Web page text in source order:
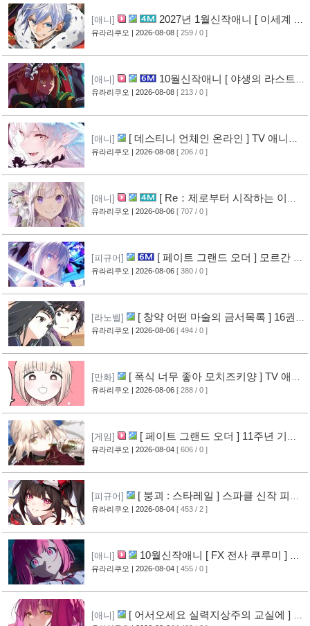
[애니]
2027년 1월신작애니 [ 이세계 전
생 소동기 ] PV 영상 공개
유라리쿠오 | 2026-08-08 [ 259 / 0 ]
[애니]
10월신작애니 [ 야생의 라스트
보스가 나타났다! ] 2기 PV 영상 공개
유라리쿠오 | 2026-08-08 [ 213 / 0 ]
[애니]
[ 데스티니 언체인 온라인 ] TV 애니메
이션화 결정 [7]
유라리쿠오 | 2026-08-08 [ 206 / 0 ]
[애니]
[ Re：제로부터 시작하는 이세
계 생활 ] 4기 탈환편 PV 영상 공개
유라리쿠오 | 2026-08-06 [ 707 / 0 ]
[피규어]
[ 페이트 그랜드 오더 ] 모르간 르
페이 신작 피규어 공개
[8]
유라리쿠오 | 2026-08-06 [ 380 / 0 ]
[라노벨]
[ 창약 어떤 마술의 금서목록 ] 16권
표지 공개
[10]
유라리쿠오 | 2026-08-06 [ 494 / 0 ]
[만화]
[ 폭식 너무 좋아 모치즈키양 ] TV 애니
메이션화 결정 [11]
유라리쿠오 | 2026-08-06 [ 288 / 0 ]
[게임]
[ 페이트 그랜드 오더 ] 11주년 기념
영상 공개
[9]
유라리쿠오 | 2026-08-04 [ 606 / 0 ]
[피규어]
[ 붕괴 : 스타레일 ] 스파클 신작 피규
어 공개
[6]
유라리쿠오 | 2026-08-04 [ 453 / 2 ]
[애니]
10월신작애니 [ FX 전사 쿠루미 ] PV
영상 공개
[7]
유라리쿠오 | 2026-08-04 [ 455 / 0 ]
[애니]
[ 어서오세요 실력지상주의 교실에 ] 블